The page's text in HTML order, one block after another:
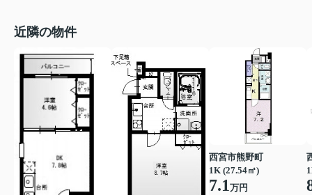
近隣の物件
西宮市熊野町
1K (27.54㎡)
7.1万円